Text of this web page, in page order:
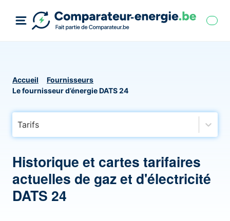
Accueil
Fournisseurs
Le fournisseur d’énergie DATS 24
Tarifs
Historique et cartes tarifaires
actuelles de gaz et d'électricité
DATS 24